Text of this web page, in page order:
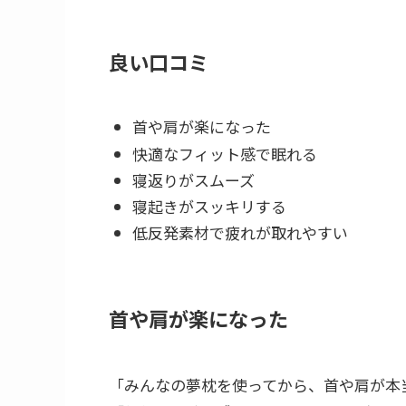
良い口コミ
首や肩が楽になった
快適なフィット感で眠れる
寝返りがスムーズ
寝起きがスッキリする
低反発素材で疲れが取れやすい
首や肩が楽になった
「みんなの夢枕を使ってから、首や肩が本